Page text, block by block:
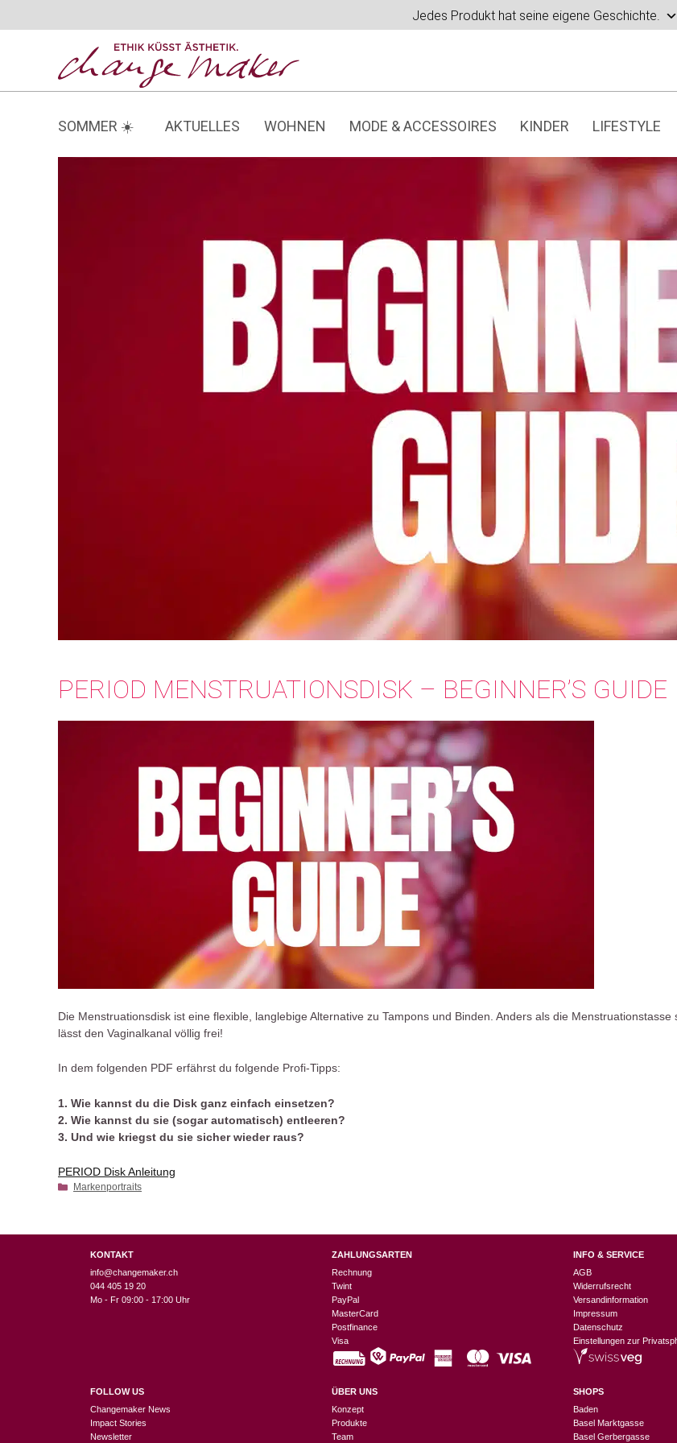
Jedes Produkt hat seine eigene Geschichte.
SOMMER ☀️ AKTUELLES WOHNEN MODE & ACCESSOIRES KINDER LIFESTYLE
PERIOD MENSTRUATIONSDISK – BEGINNER’S GUIDE
Die Menstruationsdisk ist eine flexible, langlebige Alternative zu Tampons und Binden. Anders als die
lässt den Vaginalkanal völlig frei!
In dem folgenden PDF erfährst du folgende Profi-Tipps:
1. Wie kannst du die Disk ganz einfach einsetzen?
2. Wie kannst du sie (sogar automatisch) entleeren?
3. Und wie kriegst du sie sicher wieder raus?
PERIOD Disk Anleitung
Kategorien
Markenportraits
KONTAKT
info@changemaker.ch
044 405 19 20
Mo - Fr 09:00 - 17:00 Uhr
FOLLOW US
Changemaker News
Impact Stories
Newsletter
ZAHLUNGSARTEN
Rechnung
Twint
PayPal
MasterCard
Postfinance
Visa
ÜBER UNS
Konzept
Produkte
Team
INFO & SERVICE
AGB
Widerrufsrecht
Versandinformation
Impressum
Datenschutz
Einstellungen zur
SHOPS
Baden
Basel Marktgasse
Basel Gerbergasse